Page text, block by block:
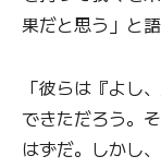
果だと思う」と
「彼らは『よし
できただろう。
はずだ。しかし